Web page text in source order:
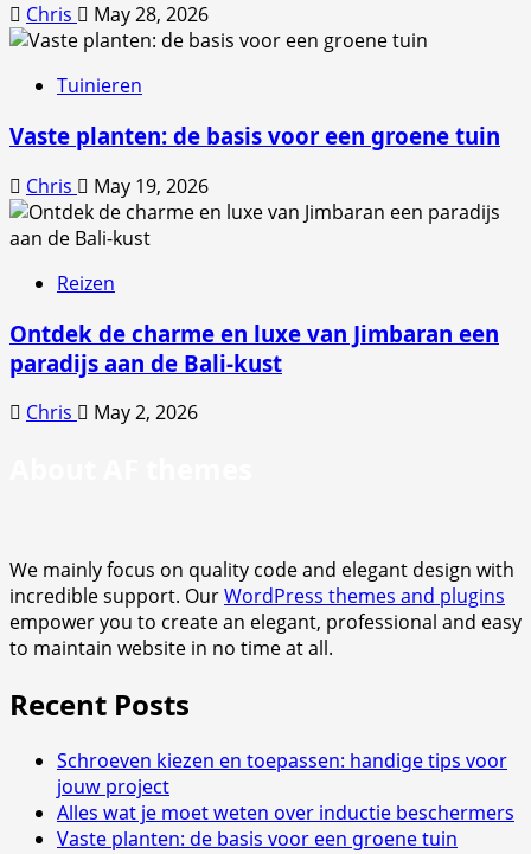
Chris May 28, 2026
Tuinieren
Vaste planten: de basis voor een groene tuin
Chris May 19, 2026
Reizen
Ontdek de charme en luxe van Jimbaran een
paradijs aan de Bali-kust
Chris May 2, 2026
We mainly focus on quality code and elegant design with
incredible support. OurWordPress themes and plugins
empower you to create an elegant, professional and easy
to maintain website in no time at all.
Recent Posts
Schroeven kiezen en toepassen: handige tips voor
jouw project
Alles wat je moet weten over inductie beschermers
Vaste planten: de basis voor een groene tuin